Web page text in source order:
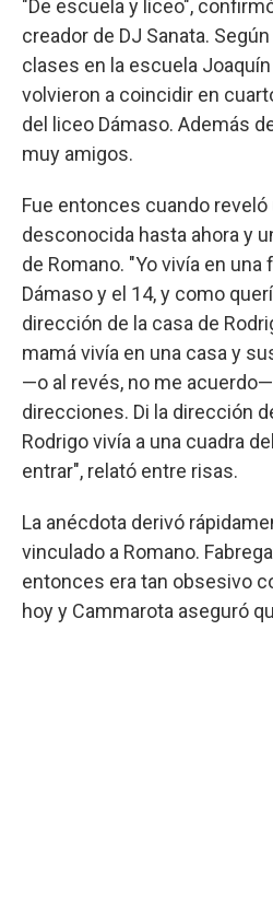
"De escuela y liceo",
creador de DJ Sanata.
clases en la escuela
volvieron a coincidir en
del liceo Dámaso. Además
muy amigos.
Fue entonces cuando reveló
desconocida hasta ahora y
de Romano. "Yo vivía en
Dámaso y el 14, y como
dirección de la casa de
mamá vivía en una casa y
—o al revés, no me
direcciones. Di la dirección
Rodrigo vivía a una cuadra
entrar", relató entre risas.
La anécdota derivó
vinculado a Romano.
entonces era tan obsesivo
hoy y Cammarota aseguró